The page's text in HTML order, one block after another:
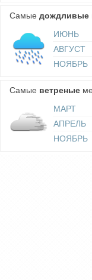
Самые дождливые
ИЮНЬ
АВГУСТ
НОЯБРЬ
Самые ветреные
МАРТ
АПРЕЛЬ
НОЯБРЬ